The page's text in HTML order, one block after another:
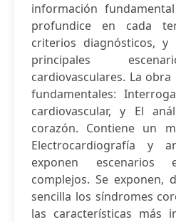
información
profundice en cada
criterios diagnósticos,
principales
cardiovasculares. La
fundamentales:
cardiovascular, y El
corazón. Contiene un
Electrocardiografía y
exponen escenarios
complejos. Se exponen,
sencilla los síndromes
las características más